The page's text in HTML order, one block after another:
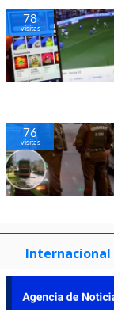
78
visitas
76
visitas
Internacional